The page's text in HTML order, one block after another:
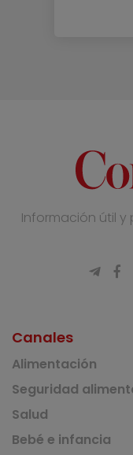
Información útil
Canales
Alimentación
Seguridad
Salud
Bebé e infancia